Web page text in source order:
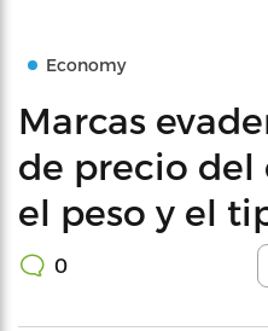
Economy
Marcas
de precio del
el peso y el
0